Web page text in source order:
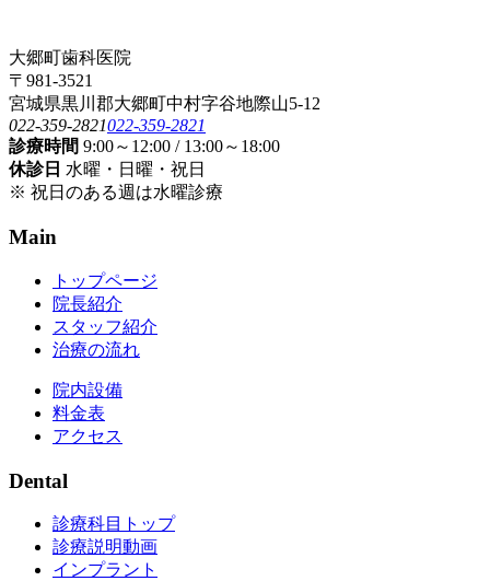
大郷町歯科医院
〒981-3521
宮城県黒川郡大郷町中村字谷地際山5-12
022-359-2821022-359-2821
診療時間 9:00～12:00 / 13:00～18:00
休診日 水曜・日曜・祝日
※ 祝日のある週は水曜診療
Main
トップページ
院長紹介
スタッフ紹介
治療の流れ
院内設備
料金表
アクセス
Dental
診療科目トップ
診療説明動画
インプラント